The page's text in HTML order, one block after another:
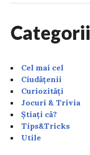
Categorii
Cel mai cel
Ciudățenii
Curiozități
Jocuri & Trivia
Știați că?
Tips&Tricks
Utile